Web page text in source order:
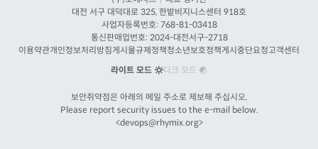
대전 서구 대덕대로 325, 한밭비지니스센터 918호
사업자등록번호: 768-81-03418
통신판매업번호: 2024-대전서구-2718
이용약관개인정보처리방침게시물규제정책청소년보호정책게시중단요청고객센터
라이트 모드
다크 모드
보안취약점은 아래의 메일 주소로 제보해 주십시오.
Please report security issues to the e-mail below.
<devops@rhymix.org>